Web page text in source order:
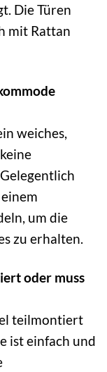
Die Türen
mit Rattan
weiches,
um die
zu erhalten.
oder muss
teilmontiert
ist einfach und